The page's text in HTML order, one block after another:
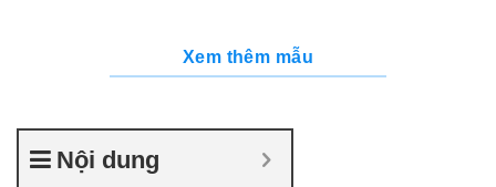
Xem thêm mẫu
Nội dung